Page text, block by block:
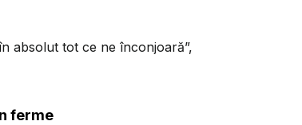
absolut tot ce ne înconjoară”,
ferme